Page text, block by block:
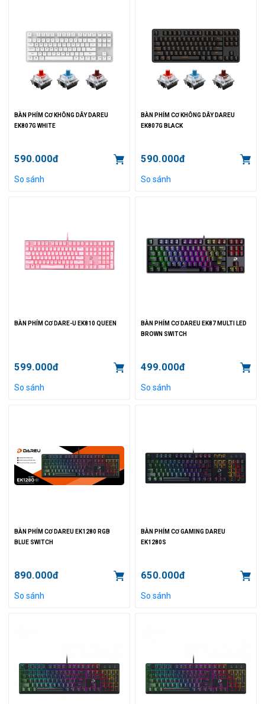
BÀN PHÍM CƠ KHÔNG DÂY DAREU
EK807G WHITE
590.000đ
So sánh
BÀN PHÍM CƠ KHÔNG DÂY DAREU
EK807G BLACK
590.000đ
So sánh
BÀN PHÍM CƠ DARE-U EK810 QUEEN
599.000đ
So sánh
BÀN PHÍM CƠ DAREU EK87 MULTI LED
BROWN SWITCH
499.000đ
So sánh
BÀN PHÍM CƠ DAREU EK1280 RGB
BLUE SWITCH
890.000đ
So sánh
BÀN PHÍM CƠ GAMING DAREU
EK1280S
650.000đ
So sánh